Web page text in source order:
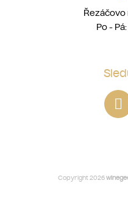
Řezáčovo
Po -
Copyright 2026